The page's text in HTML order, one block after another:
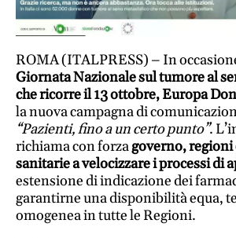
Benessere
Dormire
Allo
specchio
Fitness
Un
mondo,
una
salute
Psicologia
e
ROMA (ITALPRESS) – In
Giornata Nazionale sul tumore al
che ricorre il 13 ottobre, Europa
la nuova campagna di
“Pazienti, fino a un certo punto”.
richiama con forzagoverno,
sanitarie a velocizzare i processi di
estensione di indicazione dei
garantirne una disponibilità equa,
omogenea in tutte le Regioni.